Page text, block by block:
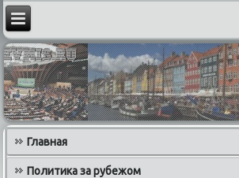
Главная
Политика за рубежом